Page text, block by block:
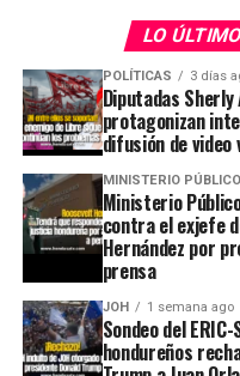
LO
POLÍTICAS 3 días
Diputadas
protagonizan
difusión de video
MINISTERIO PÚBLICO
Ministerio
contra el exjefe
Hernández por
prensa
JOH 1 semana ago
Sondeo del
hondureños